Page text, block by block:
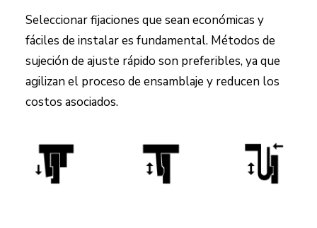
Seleccionar fijaciones que sean económicas y
fáciles de instalar es fundamental. Métodos de
sujeción de ajuste rápido son preferibles, ya que
agilizan el proceso de ensamblaje y reducen los
costos asociados.